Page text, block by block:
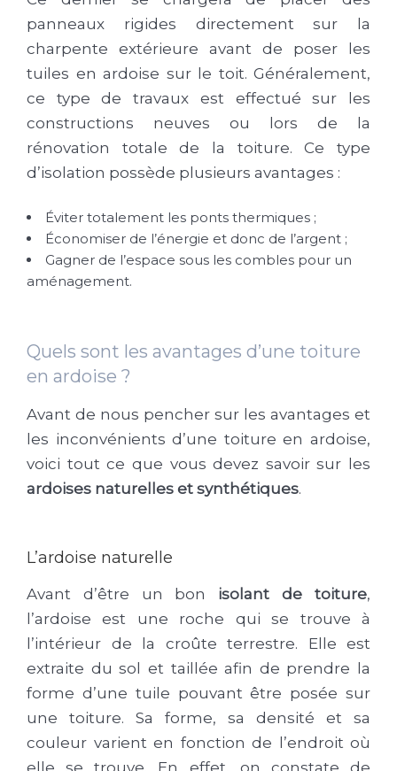
panneaux rigides directement sur la
charpente extérieure avant de poser les
tuiles en ardoise sur le toit. Généralement,
ce type de travaux est effectué sur les
constructions neuves ou lors de la
rénovation totale de la toiture. Ce type
d’isolation possède plusieurs avantages :
Éviter totalement les ponts thermiques ;
Économiser de l’énergie et donc de l’argent ;
Gagner de l’espace sous les combles pour un
aménagement.
Quels sont les avantages d’une toiture
en ardoise ?
Avant de nous pencher sur les avantages et
les inconvénients d’une toiture en ardoise,
voici tout ce que vous devez savoir sur les
ardoises naturelles et synthétiques.
L’ardoise naturelle
Avant d’être un bon isolant de toiture,
l’ardoise est une roche qui se trouve à
l’intérieur de la croûte terrestre. Elle est
extraite du sol et taillée afin de prendre la
forme d’une tuile pouvant être posée sur
une toiture. Sa forme, sa densité et sa
couleur varient en fonction de l’endroit où
elle se trouve. En effet, on constate de